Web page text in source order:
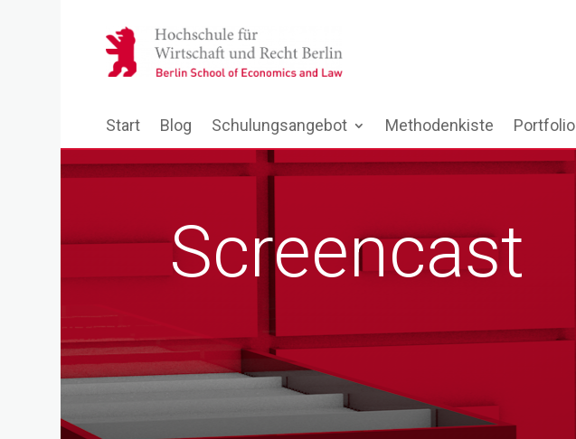
Start Blog Schulungsangebot Methodenkiste Portfolio
Screencast